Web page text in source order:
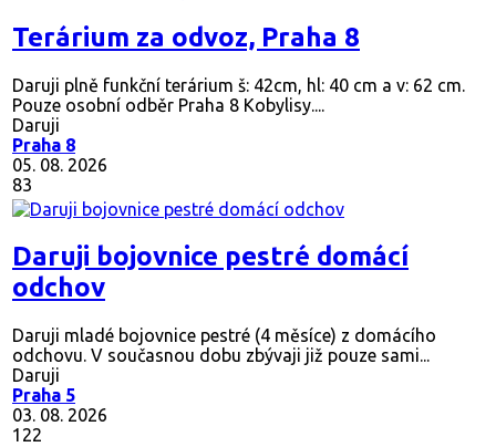
Terárium za odvoz, Praha 8
Daruji plně funkční terárium š: 42cm, hl: 40 cm a v: 62 cm.
Pouze osobní odběr Praha 8 Kobylisy....
Daruji
Praha 8
05. 08. 2026
83
Daruji bojovnice pestré domácí
odchov
Daruji mladé bojovnice pestré (4 měsíce) z domácího
odchovu. V současnou dobu zbývaji již pouze sami...
Daruji
Praha 5
03. 08. 2026
122